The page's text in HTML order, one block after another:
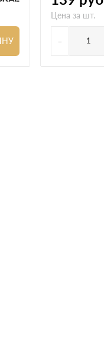
Цена за шт.
-